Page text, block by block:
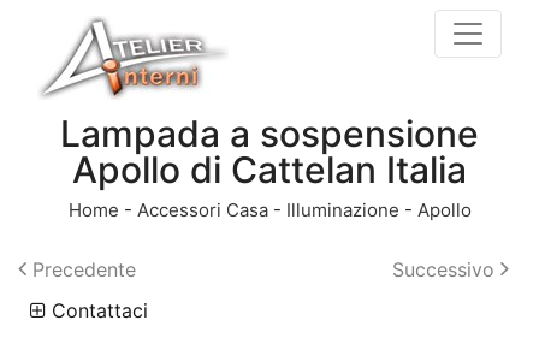
Lampada a sospensione
Apollo di Cattelan Italia
Home - Accessori Casa- Illuminazione - Apollo
Precedente
Successivo
Contattaci